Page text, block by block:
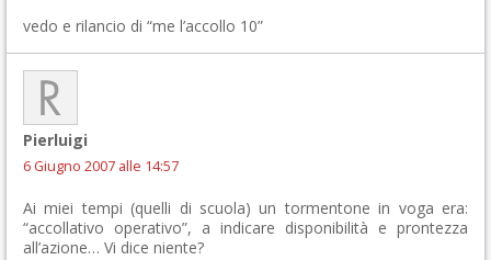
vedo e rilancio di “me l’accollo 10”
Pierluigi
6 Giugno 2007 alle 14:57
Ai miei tempi (quelli di scuola) un tormentone in voga era:
“accollativo operativo”, a indicare disponibilità e prontezza
all’azione… Vi dice niente?